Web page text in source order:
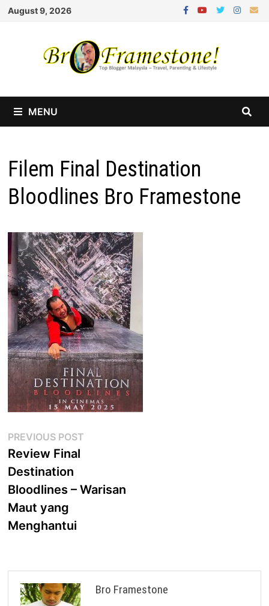
Skip
August 9, 2026
MENU
Filem Final Destination
Bloodlines Bro Framestone
Post
navigation
PREVIOUS POST
Review Final
Destination
Bloodlines – Warisan
Maut yang
Menghantui
Bro Framestone